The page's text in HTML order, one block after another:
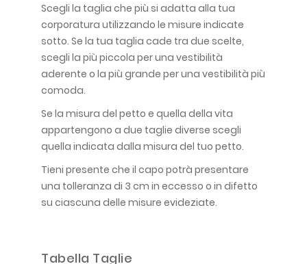
Scegli la taglia che più si adatta alla tua
corporatura utilizzando le misure indicate
sotto. Se la tua taglia cade tra due scelte,
scegli la più piccola per una vestibilità
aderente o la più grande per una vestibilità più
comoda.
Se la misura del petto e quella della vita
appartengono a due taglie diverse scegli
quella indicata dalla misura del tuo petto.
Tieni presente che il capo potrà presentare
una tolleranza di 3 cm in eccesso o in difetto
su ciascuna delle misure evideziate.
Tabella Taglie